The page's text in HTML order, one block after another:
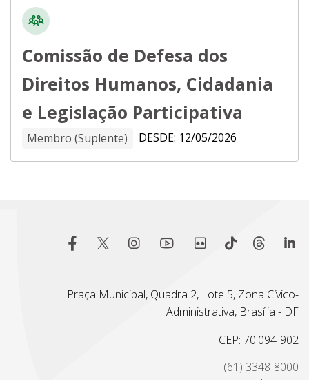
Comissão de Defesa dos
Direitos Humanos, Cidadania
e Legislação Participativa
Membro (Suplente) DESDE: 12/05/2026
Praça Municipal, Quadra 2, Lote 5, Zona Cívico-
Administrativa, Brasília - DF
CEP: 70.094-902
(61) 3348-8000